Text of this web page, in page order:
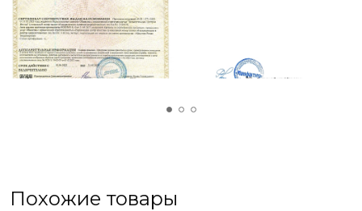
мамы или бабушки. Яркие и живые цвета, а
также приятная на ощупь ткань не оставят
равнодушными ваших близких. В дополнение к
простыне можно выбрать набор наволочек
комплект для спальни.
Похожие товары